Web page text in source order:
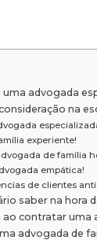
uma advogada
na
experiente!
de família
empática!
de clientes
saber na hora
ao contratar uma
advogada de